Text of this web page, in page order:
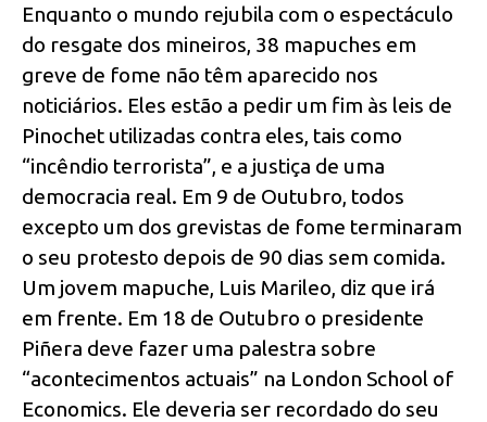
Enquanto o mundo rejubila com o espectáculo
do resgate dos mineiros, 38 mapuches em
greve de fome não têm aparecido nos
noticiários. Eles estão a pedir um fim às leis de
Pinochet utilizadas contra eles, tais como
“incêndio terrorista”, e a justiça de uma
democracia real. Em 9 de Outubro, todos
excepto um dos grevistas de fome terminaram
o seu protesto depois de 90 dias sem comida.
Um jovem mapuche, Luis Marileo, diz que irá
em frente. Em 18 de Outubro o presidente
Piñera deve fazer uma palestra sobre
“acontecimentos actuais” na London School of
Economics. Ele deveria ser recordado do seu